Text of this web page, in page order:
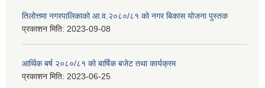
तिलोत्तमा नगरपालिकाको आ.व.२०८०/८१ को नगर बिकास योजना पुस्तक
प्रकाशन मिति: 2023-09-08
आर्थिक बर्ष २०८०/८१ को बार्षिक बजेट तथा कार्यक्रम
प्रकाशन मिति: 2023-06-25